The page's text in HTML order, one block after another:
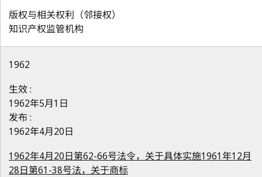
版权与相关权利（邻接权）
知识产权监管机构
1962
生效 :
1962年5月1日
发布 :
1962年4月20日
1962年4月20日第62-66号法令，关于具体实施1961年12月
28日第61-38号法，关于商标